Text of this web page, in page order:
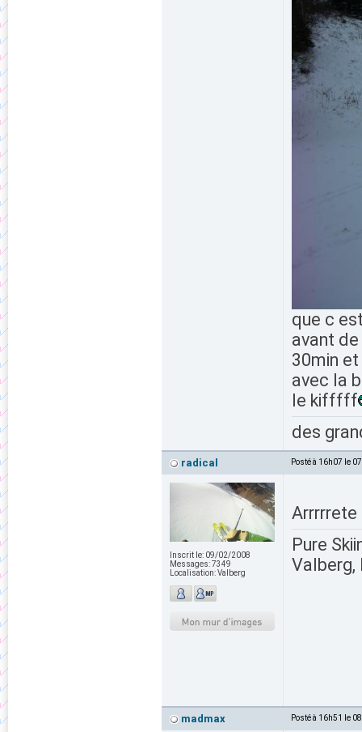
que c
avant
30min
avec la
le kifffff
des
radical Posté à 16h07 le
Inscrit le: 09/02/2008
Messages:7349
Localisation:Valberg
Arrrrrete
Pure
Valberg,
madmax Posté à 16h51 le